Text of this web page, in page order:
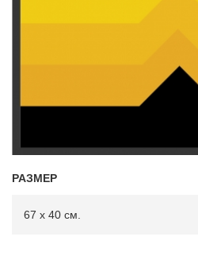
РАЗМЕР